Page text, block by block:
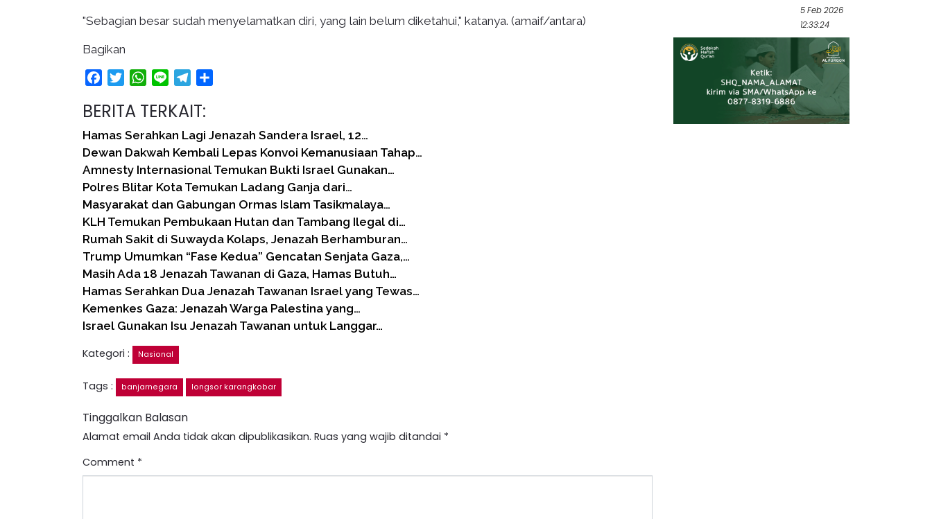
"Sebagian besar sudah menyelamatkan diri, yang lain belum diketahui," katanya. (amaif/antara)
Bagikan
FacebookTwitterWhatsApp
Line Telegram
BERITA TERKAIT:
Hamas Serahkan Lagi Jenazah Sandera Israel, 12…
Dewan Dakwah Kembali Lepas Konvoi Kemanusiaan Tahap…
Amnesty Internasional Temukan Bukti Israel Gunakan…
Polres Blitar Kota Temukan Ladang Ganja dari…
Masyarakat dan Gabungan Ormas Islam Tasikmalaya…
KLH Temukan Pembukaan Hutan dan Tambang Ilegal di…
Rumah Sakit di Suwayda Kolaps, Jenazah Berhamburan…
Trump Umumkan “Fase Kedua” Gencatan Senjata Gaza,…
Masih Ada 18 Jenazah Tawanan di Gaza, Hamas Butuh…
Hamas Serahkan Dua Jenazah Tawanan Israel yang Tewas…
Kemenkes Gaza: Jenazah Warga Palestina yang…
Israel Gunakan Isu Jenazah Tawanan untuk Langgar…
Kategori :
Nasional
Tags : banjarnegara longsor karangkobar
Tinggalkan Balasan
Alamat email Anda tidak akan dipublikasikan. Ruas yang wajib ditandai *
Comment *
5 Feb 2026
12:33:24